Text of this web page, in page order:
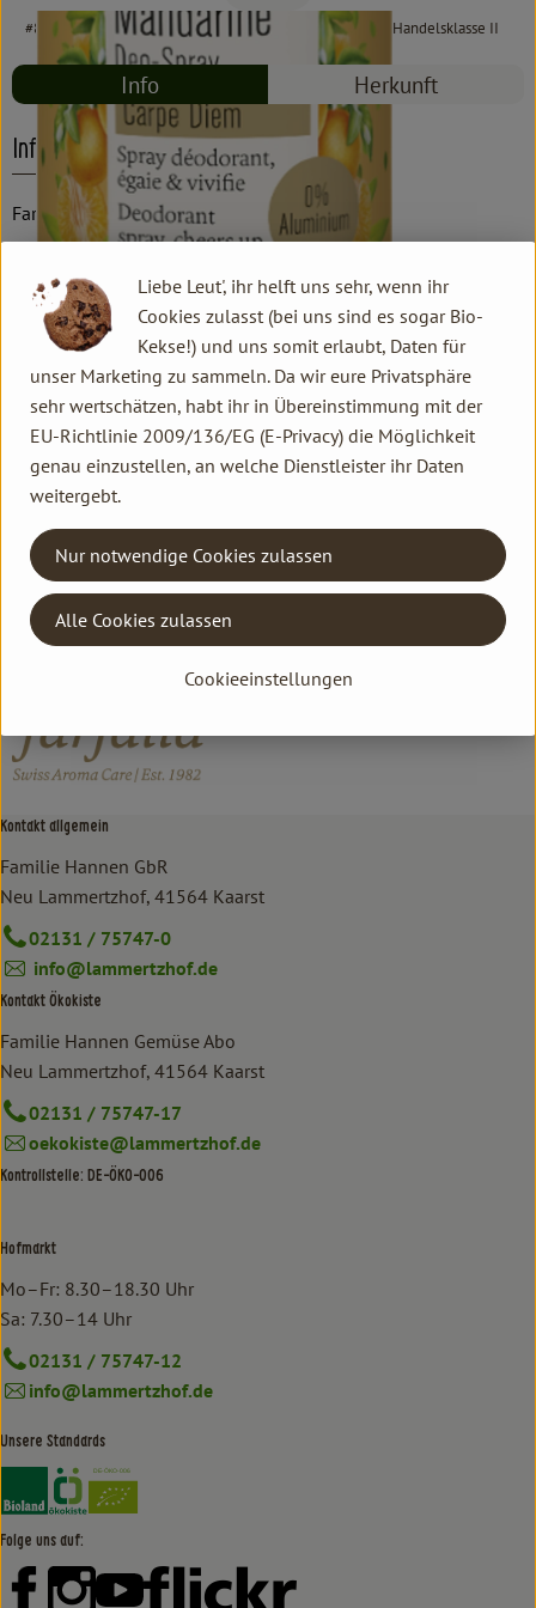
#8776 11,90 € / 100 ml 119,00 € 19% MwSt Handelsklasse II
Info Herkunft
Info
Farfalla
Produktinformationen
Produktdatenblatt
Herkunft
Hersteller: Farfalla
Schweiz
Kontakt allgemein
Familie Hannen GbR
Neu Lammertzhof, 41564 Kaarst
02131 / 75747-0
info@lammertzhof.de
Kontakt Ökokiste
Familie Hannen Gemüse Abo
Neu Lammertzhof, 41564 Kaarst
02131 / 75747-17
oekokiste@lammertzhof.de
Kontrollstelle: DE-ÖKO-006
Hofmarkt
Mo–Fr: 8.30–18.30 Uhr
Sa: 7.30–14 Uhr
02131 / 75747-12
info@lammertzhof.de
Unsere Standards
Externer Link zu https://www.bioland.de/verbraucher
Externer Link zu https://www.oekokiste.de/
Folge uns auf:
Externer Link zu https://www.facebook.com/lammertzhof/
Externer Link zu https://www.instagram.com/
Externer Link zu https://www.youtube.com/
Externer Link zu https://
Liebe Leut', ihr helft uns sehr, wenn ihr
Cookies zulasst (bei uns sind es sogar Bio-
Kekse!) und uns somit erlaubt, Daten für
unser Marketing zu sammeln. Da wir eure Privatsphäre
sehr wertschätzen, habt ihr in Übereinstimmung mit der
EU-Richtlinie 2009/136/EG (E-Privacy) die Möglichkeit
genau einzustellen, an welche Dienstleister ihr Daten
weitergebt.
Cookieeinstellungen
Nur notwendige Cookies zulassen
Alle Cookies zulassen